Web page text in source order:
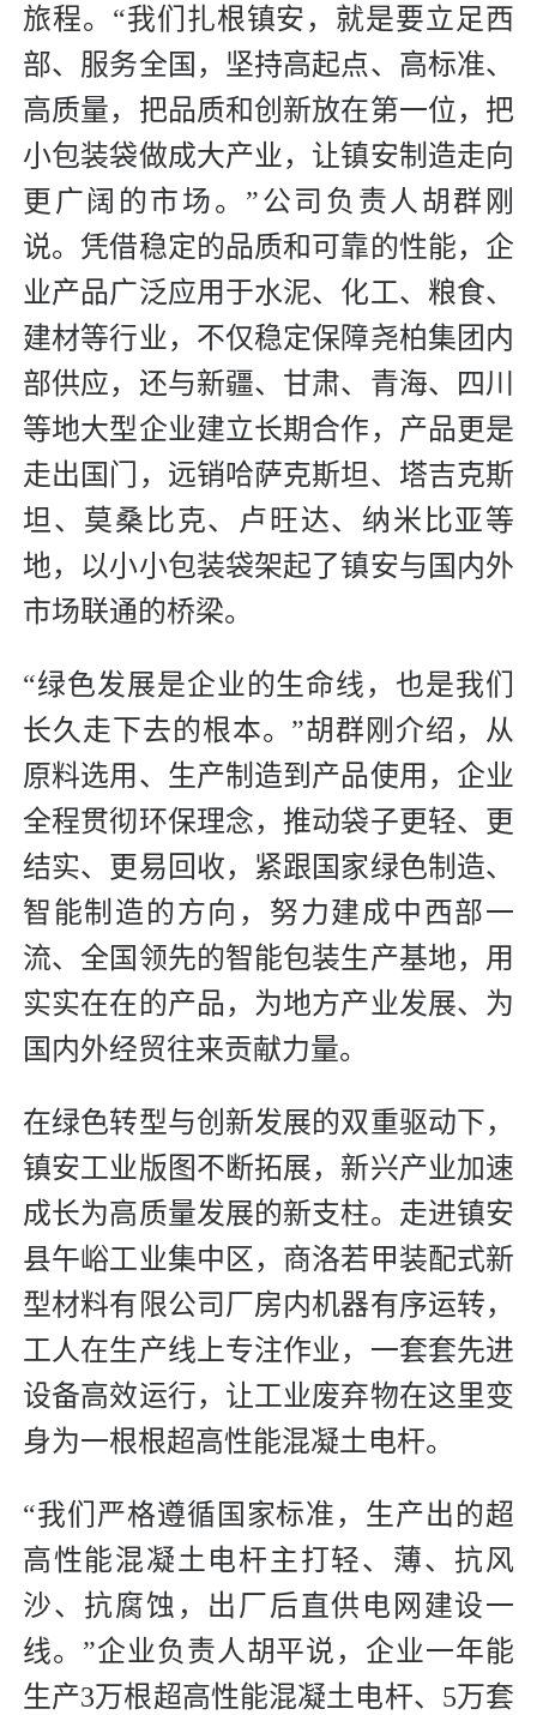
旅程。“我们扎根镇安，就是要立足西
部、服务全国，坚持高起点、高标准、
高质量，把品质和创新放在第一位，把
小包装袋做成大产业，让镇安制造走向
更广阔的市场。”公司负责人胡群刚
说。凭借稳定的品质和可靠的性能，企
业产品广泛应用于水泥、化工、粮食、
建材等行业，不仅稳定保障尧柏集团内
部供应，还与新疆、甘肃、青海、四川
等地大型企业建立长期合作，产品更是
走出国门，远销哈萨克斯坦、塔吉克斯
坦、莫桑比克、卢旺达、纳米比亚等
地，以小小包装袋架起了镇安与国内外
市场联通的桥梁。
“绿色发展是企业的生命线，也是我们
长久走下去的根本。”胡群刚介绍，从
原料选用、生产制造到产品使用，企业
全程贯彻环保理念，推动袋子更轻、更
结实、更易回收，紧跟国家绿色制造、
智能制造的方向，努力建成中西部一
流、全国领先的智能包装生产基地，用
实实在在的产品，为地方产业发展、为
国内外经贸往来贡献力量。
在绿色转型与创新发展的双重驱动下，
镇安工业版图不断拓展，新兴产业加速
成长为高质量发展的新支柱。走进镇安
县午峪工业集中区，商洛若甲装配式新
型材料有限公司厂房内机器有序运转，
工人在生产线上专注作业，一套套先进
设备高效运行，让工业废弃物在这里变
身为一根根超高性能混凝土电杆。
“我们严格遵循国家标准，生产出的超
高性能混凝土电杆主打轻、薄、抗风
沙、抗腐蚀，出厂后直供电网建设一
线。”企业负责人胡平说，企业一年能
生产3万根超高性能混凝土电杆、5万套